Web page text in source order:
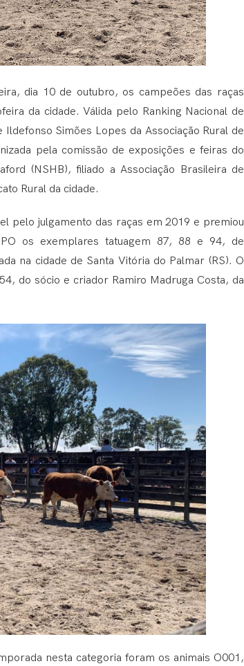
dia 10 de outubro, os campeões das raças
da cidade. Válida pelo Ranking Nacional de
Simões Lopes da Associação Rural de
pela comissão de exposições e feiras do
(NSHB), filiado a Associação Brasileira de
Rural da cidade.
pelo julgamento das raças em 2019 e premiou
os exemplares tatuagem 87, 88 e 94, de
na cidade de Santa Vitória do Palmar (RS). O
do sócio e criador Ramiro Madruga Costa, da
nesta categoria foram os animais O001,